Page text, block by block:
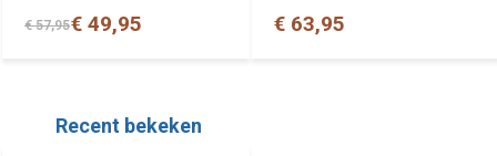
€ 57,95€ 49,95 € 63,95
Recent bekeken